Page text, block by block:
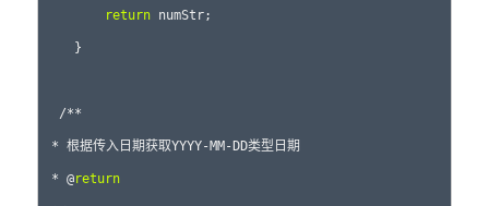
return numStr;
* @return